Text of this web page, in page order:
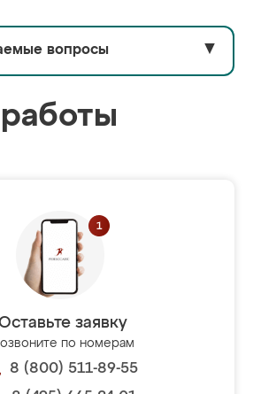
вопросы ▼
заявку
по номерам
8 (800) 511-89-55